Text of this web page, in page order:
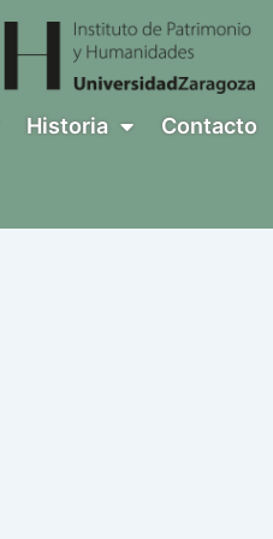
Historia Contacto